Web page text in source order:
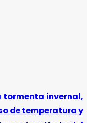
tormenta invernal,
de temperatura y